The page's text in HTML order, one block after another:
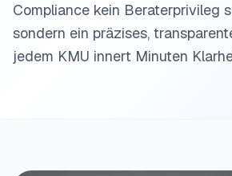
Compliance kein Beraterprivileg
sondern ein präzises,
jedem KMU innert Minuten